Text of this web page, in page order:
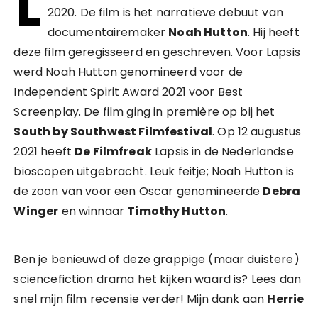
2020. De film is het narratieve debuut van
documentairemaker Noah Hutton. Hij heeft
deze film geregisseerd en geschreven. Voor Lapsis
werd Noah Hutton genomineerd voor de
Independent Spirit Award 2021 voor Best
Screenplay. De film ging in première op bij het
South by Southwest Filmfestival. Op 12 augustus
2021 heeft De FilmfreakLapsis in de Nederlandse
bioscopen uitgebracht. Leuk feitje; Noah Hutton is
de zoon van voor een Oscar genomineerde Debra
Winger en winnaar Timothy Hutton.
Ben je benieuwd of deze grappige (maar duistere)
sciencefiction drama het kijken waard is? Lees dan
snel mijn film recensie verder! Mijn dank aan Herrie